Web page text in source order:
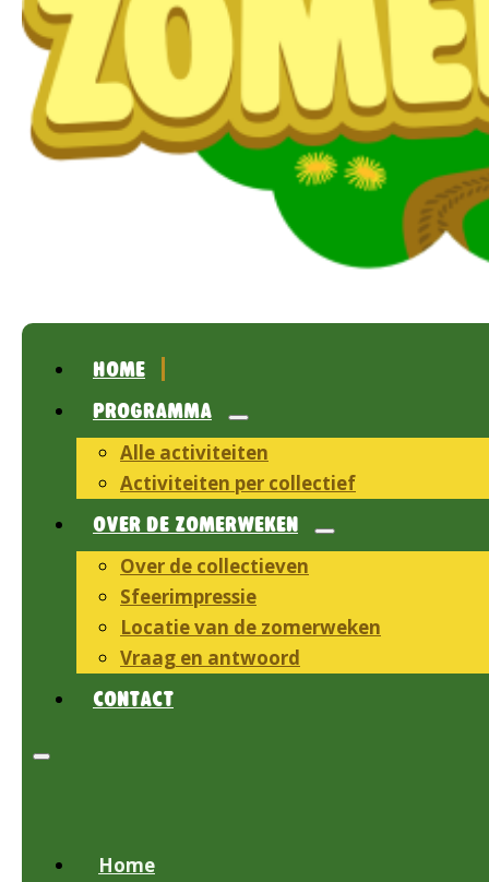
HOME
PROGRAMMA
Alle activiteiten
Activiteiten per collectief
OVER DE ZOMERWEKEN
Over de collectieven
Sfeerimpressie
Locatie van de zomerweken
Vraag en antwoord
CONTACT
Home